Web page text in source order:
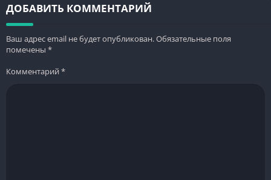
ДОБАВИТЬ КОММЕНТАРИЙ
Ваш адрес email не будет опубликован.Обязательные поля
помечены *
Комментарий*